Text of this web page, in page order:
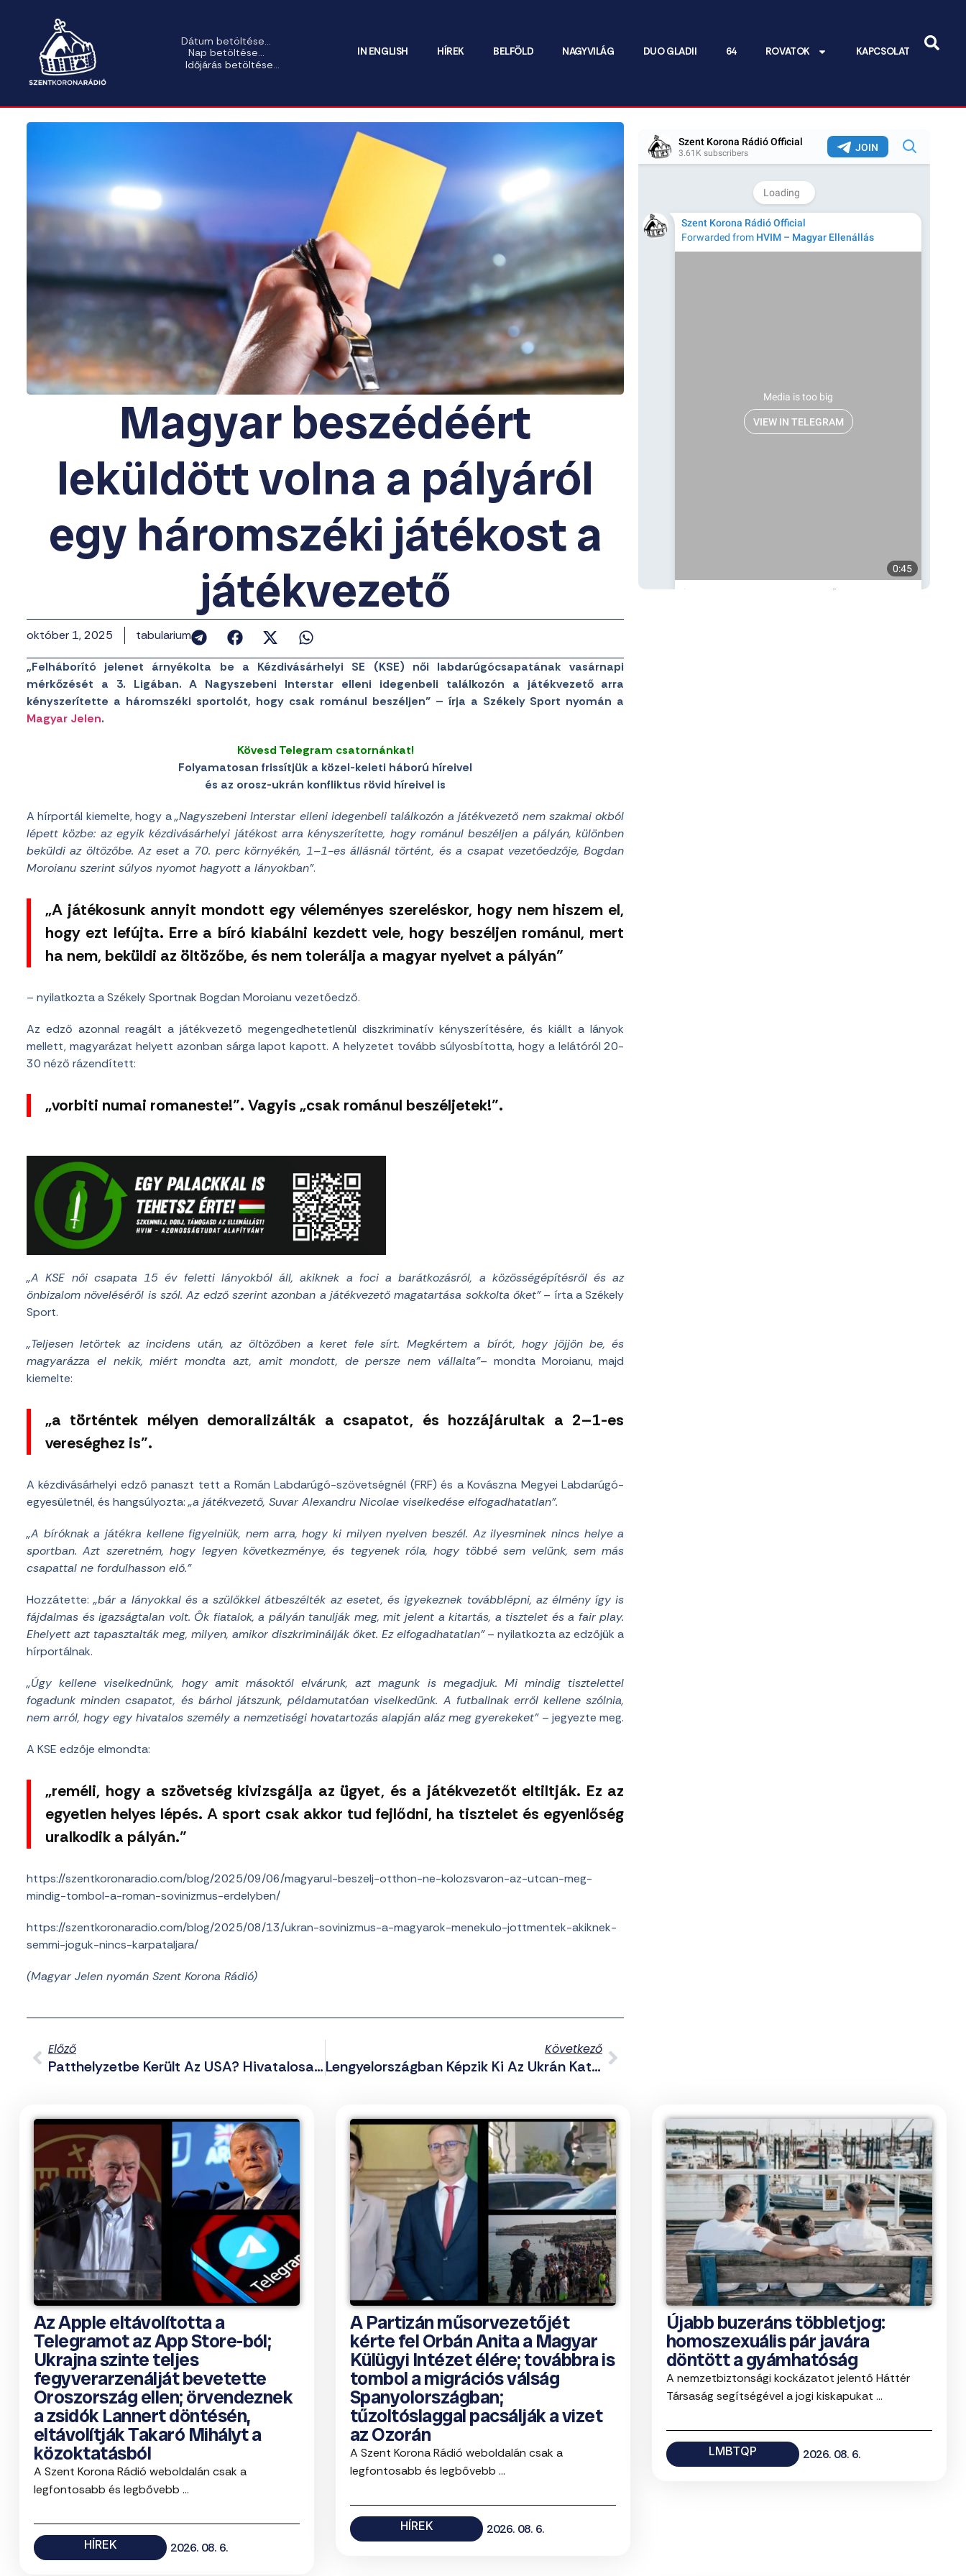
Dátum betöltése...
Nap betöltése...
Időjárás betöltése...
IN ENGLISH HÍREK BELFÖLD NAGYVILÁG DUO GLADII 64 ROVATOK KAPCSOLAT
Magyar beszédéért
leküldött volna a pályáról
egy háromszéki játékost a
játékvezető
október 1, 2025 tabularium
„Felháborító jelenet árnyékolta be a Kézdivásárhelyi SE (KSE) női labdarúgócsapatának vasárnapi
mérkőzését a 3. Ligában. A Nagyszebeni Interstar elleni idegenbeli találkozón a játékvezető arra
kényszerítette a háromszéki sportolót, hogy csak románul beszéljen” – írja a Székely Sport nyomán a
Magyar Jelen.
Kövesd Telegram csatornánkat!
Folyamatosan frissítjük a közel-keleti háború híreivel
és az orosz-ukrán konfliktus rövid híreivel is
A hírportál kiemelte, hogy a„Nagyszebeni Interstar elleni idegenbeli találkozón a játékvezető nem szakmai okból
lépett közbe: az egyik kézdivásárhelyi játékost arra kényszerítette, hogy románul beszéljen a pályán, különben
beküldi az öltözőbe. Az eset a 70. perc környékén, 1–1-es állásnál történt, és a csapat vezetőedzője, Bogdan
Moroianu szerint súlyos nyomot hagyott a lányokban”.
„A játékosunk annyit mondott egy véleményes szereléskor, hogy nem hiszem el,
hogy ezt lefújta. Erre a bíró kiabálni kezdett vele, hogy beszéljen románul, mert
ha nem, beküldi az öltözőbe, és nem tolerálja a magyar nyelvet a pályán”
– nyilatkozta a Székely Sportnak Bogdan Moroianu vezetőedző.
Az edző azonnal reagált a játékvezető megengedhetetlenül diszkriminatív kényszerítésére, és kiállt a lányok
mellett, magyarázat helyett azonban sárga lapot kapott. A helyzetet tovább súlyosbította, hogy a lelátóról 20-
30 néző rázendített:
„vorbiti numai romaneste!”. Vagyis „csak románul beszéljetek!”.
„A KSE női csapata 15 év feletti lányokból áll, akiknek a foci a barátkozásról, a közösségépítésről és az
önbizalom növeléséről is szól. Az edző szerint azonban a játékvezető magatartása sokkolta őket”– írta a Székely
Sport.
„Teljesen letörtek az incidens után, az öltözőben a keret fele sírt. Megkértem a bírót, hogy jöjjön be, és
magyarázza el nekik, miért mondta azt, amit mondott, de persze nem vállalta”– mondta Moroianu, majd
kiemelte:
„a történtek mélyen demoralizálták a csapatot, és hozzájárultak a 2–1-es
vereséghez is”.
A kézdivásárhelyi edző panaszt tett a Román Labdarúgó-szövetségnél (FRF) és a Kovászna Megyei Labdarúgó-
egyesületnél, és hangsúlyozta:„a játékvezető, Suvar Alexandru Nicolae viselkedése elfogadhatatlan”.
„A bíróknak a játékra kellene figyelniük, nem arra, hogy ki milyen nyelven beszél. Az ilyesminek nincs helye a
sportban. Azt szeretném, hogy legyen következménye, és tegyenek róla, hogy többé sem velünk, sem más
csapattal ne fordulhasson elő.”
Hozzátette: „bár a lányokkal és a szülőkkel átbeszélték az esetet, és igyekeznek továbblépni, az élmény így is
fájdalmas és igazságtalan volt. Ők fiatalok, a pályán tanulják meg, mit jelent a kitartás, a tisztelet és a fair play.
Ehelyett azt tapasztalták meg, milyen, amikor diszkriminálják őket. Ez elfogadhatatlan”– nyilatkozta az edzőjük a
hírportálnak.
„Úgy kellene viselkednünk, hogy amit másoktól elvárunk, azt magunk is megadjuk. Mi mindig tisztelettel
fogadunk minden csapatot, és bárhol játszunk, példamutatóan viselkedünk. A futballnak erről kellene szólnia,
nem arról, hogy egy hivatalos személy a nemzetiségi hovatartozás alapján aláz meg gyerekeket” – jegyezte meg.
A KSE edzője elmondta:
„reméli, hogy a szövetség kivizsgálja az ügyet, és a játékvezetőt eltiltják. Ez az
egyetlen helyes lépés. A sport csak akkor tud fejlődni, ha tisztelet és egyenlőség
uralkodik a pályán.”
https://szentkoronaradio.com/blog/2025/09/06/magyarul-beszelj-otthon-ne-kolozsvaron-az-utcan-meg-
mindig-tombol-a-roman-sovinizmus-erdelyben/
https://szentkoronaradio.com/blog/2025/08/13/ukran-sovinizmus-a-magyarok-menekulo-jottmentek-akiknek-
semmi-joguk-nincs-karpataljara/
(Magyar Jelen nyomán Szent Korona Rádió)
Előző
Patthelyzetbe Került Az USA? Hivatalosan Bejelentették, Hogy Leáll Az Amerikai Kormány
Következő
Lengyelországban Képzik Ki Az Ukrán Katonákat
Az Apple eltávolította a
Telegramot az App Store-ból;
Ukrajna szinte teljes
fegyverarzenálját bevetette
Oroszország ellen; örvendeznek
a zsidók Lannert döntésén,
eltávolítják Takaró Mihályt a
közoktatásból
A Szent Korona Rádió weboldalán csak a
legfontosabb és legbővebb ...
HÍREK 2026. 08. 6.
A Partizán műsorvezetőjét
kérte fel Orbán Anita a Magyar
Külügyi Intézet élére; továbbra is
tombol a migrációs válság
Spanyolországban;
tűzoltóslaggal pacsálják a vizet
az Ozorán
A Szent Korona Rádió weboldalán csak a
legfontosabb és legbővebb ...
HÍREK 2026. 08. 6.
Újabb buzeráns többletjog:
homoszexuális pár javára
döntött a gyámhatóság
A nemzetbiztonsági kockázatot jelentő Háttér
Társaság segítségével a jogi kiskapukat ...
LMBTQP 2026. 08. 6.